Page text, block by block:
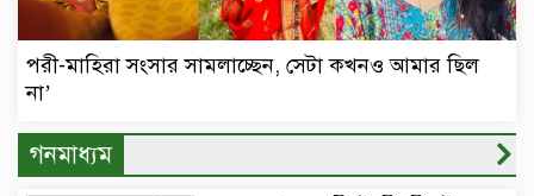
পরী-মাহিরা সংসার সামলাচ্ছেন, সেটা কখনও আমার ছিল
না’
গনমাধ্যম